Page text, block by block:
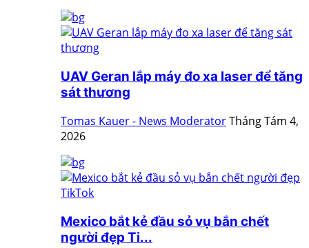
UAV Geran lắp máy đo xa laser để tăng
sát thương
Tomas Kauer - News ModeratorTháng Tám 4,
2026
Mexico bắt kẻ đầu sỏ vụ bắn chết
người đẹp Ti...